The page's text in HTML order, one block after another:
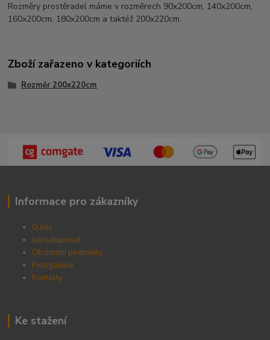
Rozměry prostěradel máme v rozměrech 90x200cm, 140x200cm,
160x200cm, 180x200cm a taktéž 200x220cm.
Zboží zařazeno v kategoriích
Rozměr 200x220cm
Informace pro zákazníky
O nás
Jak nakupovat
Obchodní podmínky
Fotogalerie
Kontakty
Ke stažení